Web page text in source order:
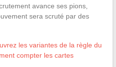
avance ses pions,
sera scruté par des
les variantes de la règle du
compter les cartes